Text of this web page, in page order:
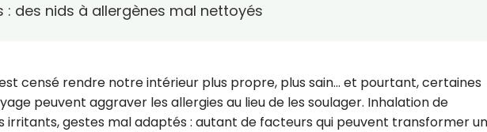
: des nids à allergènes mal nettoyés
censé rendre notre intérieur plus propre, plus sain… et pourtant, certaines
peuvent aggraver les allergies au lieu de les soulager. Inhalation de
irritants, gestes mal adaptés : autant de facteurs qui peuvent transformer